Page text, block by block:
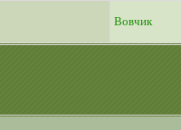
Вовчик